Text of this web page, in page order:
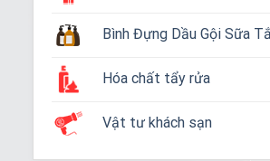
Bình Đựng Dầu Gội Sữa
Hóa chất tẩy rửa
Vật tư khách sạn